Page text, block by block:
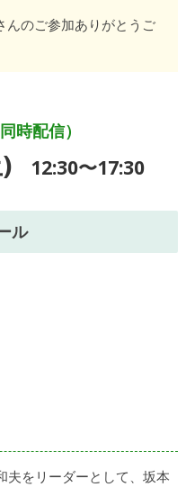
んのご参加ありがとうご
同時配信）
12:30〜17:30
ル
夫をリーダーとして、坂本